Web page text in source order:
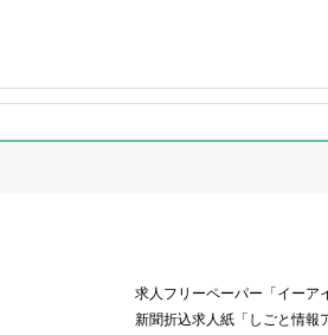
求人フリーペーパー「イーア
新聞折込求人紙「しごと情報